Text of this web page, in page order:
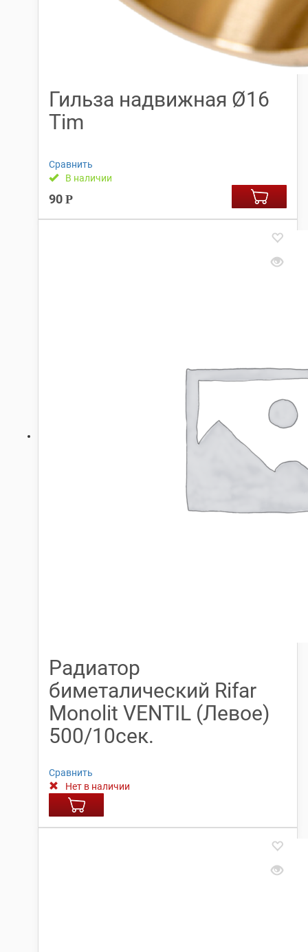
Гильза надвижная Ø16
Tim
Сравнить
В наличии
90 Р
Радиатор
биметалический Rifar
Monolit VENTIL (Левое)
500/10сек.
Сравнить
Нет в наличии